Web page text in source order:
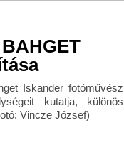
Iskander fotóművész
kutatja, különös
Vincze József)